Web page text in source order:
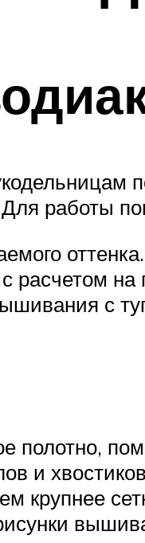
работы
оттенка.
расчетом
с
полотно,
и
крупнее